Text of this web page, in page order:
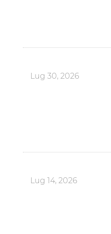
Lug 30, 2026
Lug 14, 2026